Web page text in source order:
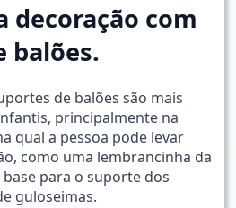
decoração com
balões.
de balões são mais
principalmente na
qual a pessoa pode levar
como uma lembrancinha da
para o suporte dos
guloseimas.